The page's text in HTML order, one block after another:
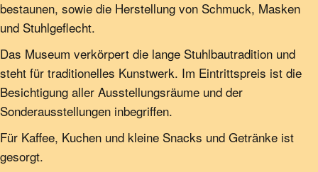
bestaunen, sowie die Herstellung von Schmuck, Masken
und Stuhlgeflecht.
Das Museum verkörpert die lange Stuhlbautradition und
steht für traditionelles Kunstwerk. Im Eintrittspreis ist die
Besichtigung aller Ausstellungsräume und der
Sonderausstellungen inbegriffen.
Für Kaffee, Kuchen und kleine Snacks und Getränke ist
gesorgt.